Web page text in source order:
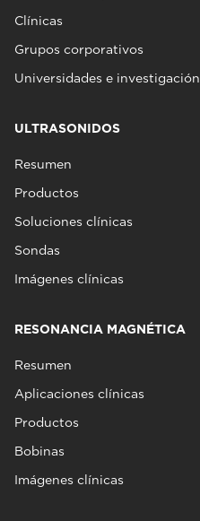
Clínicas
Grupos corporativos
Universidades e investigación
ULTRASONIDOS
Resumen
Productos
Soluciones clínicas
Sondas
Imágenes clínicas
RESONANCIA MAGNÉTICA
Resumen
Aplicaciones clínicas
Productos
Bobinas
Imágenes clínicas